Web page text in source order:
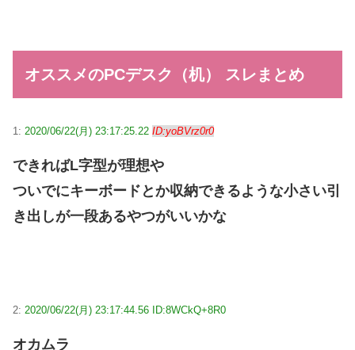
オススメのPCデスク（机） スレまとめ
1: 2020/06/22(月) 23:17:25.22 ID:yoBVrz0r0
できればL字型が理想や
ついでにキーボードとか収納できるような小さい引
き出しが一段あるやつがいいかな
2: 2020/06/22(月) 23:17:44.56 ID:8WCkQ+8R0
オカムラ